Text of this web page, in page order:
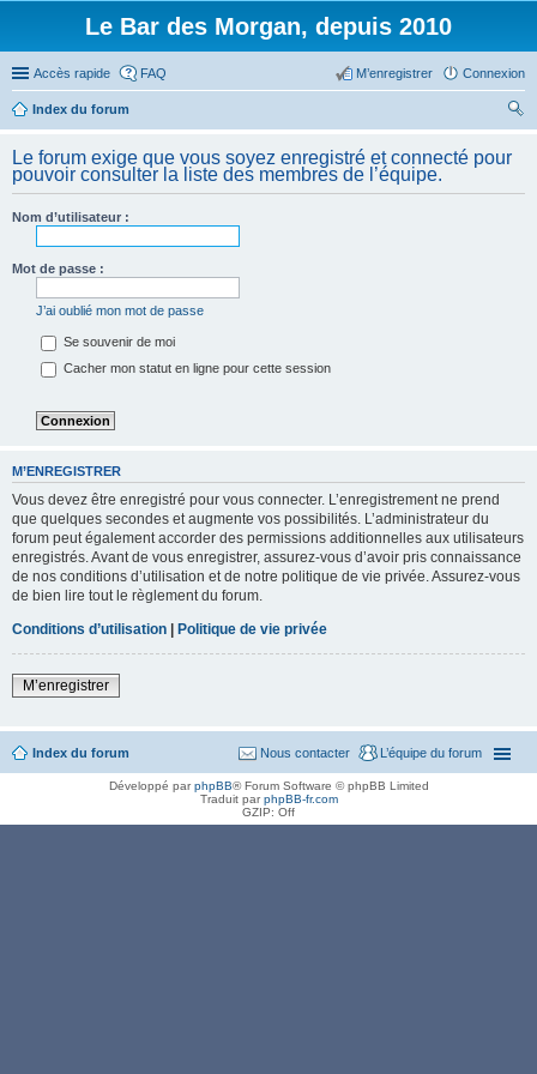
Le Bar des Morgan, depuis 2010
Accès rapide FAQ Connexion
M’enregistrer
Index du forum
her
ch
Le forum exige que vous soyez enregistré et connecté pour
pouvoir consulter la liste des membres de l’équipe.
Nom d’utilisateur :
Mot de passe :
J’ai oublié mon mot de passe
Se souvenir de moi
Cacher mon statut en ligne pour cette session
M’ENREGISTRER
Vous devez être enregistré pour vous connecter. L’enregistrement ne prend
que quelques secondes et augmente vos possibilités. L’administrateur du
forum peut également accorder des permissions additionnelles aux utilisateurs
enregistrés. Avant de vous enregistrer, assurez-vous d’avoir pris connaissance
de nos conditions d’utilisation et de notre politique de vie privée. Assurez-vous
de bien lire tout le règlement du forum.
Conditions d’utilisation | Politique de vie privée
M’enregistrer
Index du forum L’équipe du forum
Nous contacter
Développé parphpBB® Forum Software © phpBB Limited
Traduit parphpBB-fr.com
GZIP: Off